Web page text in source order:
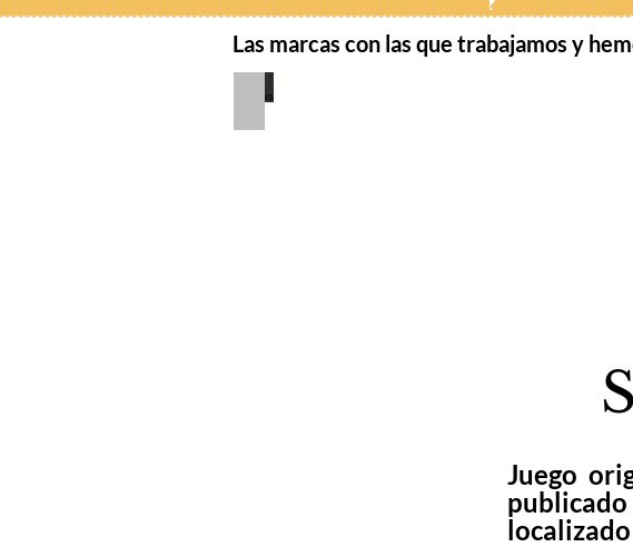
Las marcas con las que trabajamos y
31 Minutos
Juego
localizado